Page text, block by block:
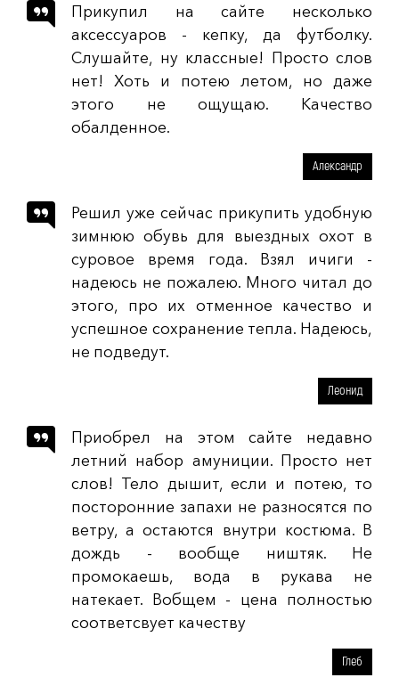
Прикупил на сайте несколько
аксессуаров - кепку, да футболку.
Слушайте, ну классные! Просто слов
нет! Хоть и потею летом, но даже
этого не ощущаю. Качество
обалденное.
Александр
Решил уже сейчас прикупить удобную
зимнюю обувь для выездных охот в
суровое время года. Взял ичиги -
надеюсь не пожалею. Много читал до
этого, про их отменное качество и
успешное сохранение тепла. Надеюсь,
не подведут.
Леонид
Приобрел на этом сайте недавно
летний набор амуниции. Просто нет
слов! Тело дышит, если и потею, то
посторонние запахи не разносятся по
ветру, а остаются внутри костюма. В
дождь - вообще ништяк. Не
промокаешь, вода в рукава не
натекает. Вобщем - цена полностью
соответсвует качеству
Глеб